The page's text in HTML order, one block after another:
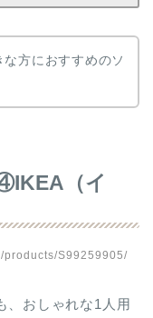
方におすすめのソ
（イ
products/S99259905/
、おしゃれな1人用